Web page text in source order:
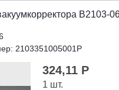
В2103-
2103351005001P
324,11 Р
1 шт.